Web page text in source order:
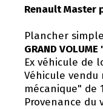
Renault Master
Plancher
GRAND
Ex véhicule de
Véhicule vendu
mécanique" de
Provenance du